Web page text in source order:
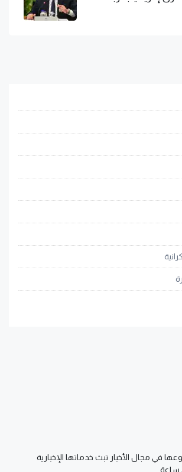
في مجال الأخبار تبث خدماتها الإخبارية